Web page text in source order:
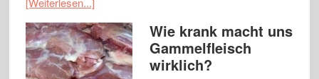
Wie krank macht uns
Gammelfleisch
wirklich?